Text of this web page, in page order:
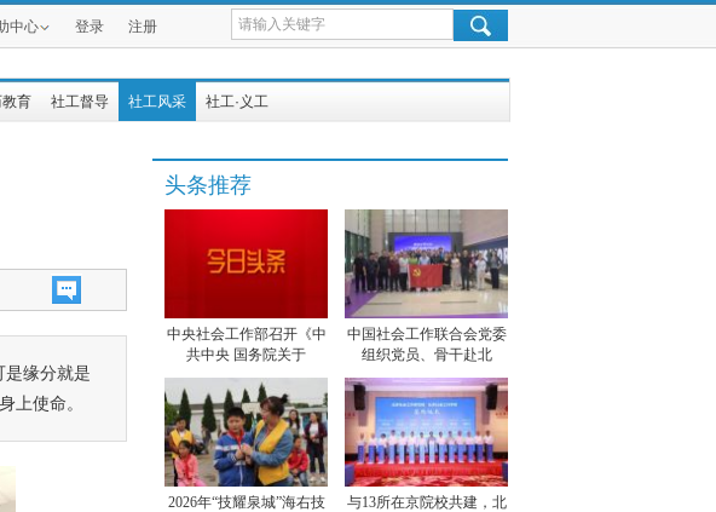
中心 登录 注册
育 社工督导 社工风采 社工·义工
是缘分就是
上使命。
头条推荐
中央社会工作部召开《中
共中央 国务院关于
中国社会工作联合会党委
组织党员、骨干赴北
2026年“技耀泉城”海右技
与13所在京院校共建，北